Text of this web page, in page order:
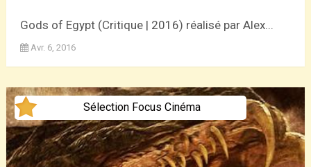
Gods of Egypt (Critique | 2016) réalisé par Alex...
Avr. 6, 2016
Sélection Focus Cinéma